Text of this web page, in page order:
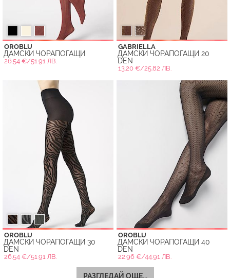
OROBLU
ДАМСКИ ЧОРАПОГАЩИ
26.54 €/51.91 ЛВ.
GABRIELLA
ДАМСКИ ЧОРАПОГАЩИ 20
DEN
13.20 €/25.82 ЛВ.
OROBLU
ДАМСКИ ЧОРАПОГАЩИ 30
DEN
26.54 €/51.91 ЛВ.
OROBLU
ДАМСКИ ЧОРАПОГАЩИ 40
DEN
22.96 €/44.91 ЛВ.
РАЗГЛЕДАЙ ОЩЕ...